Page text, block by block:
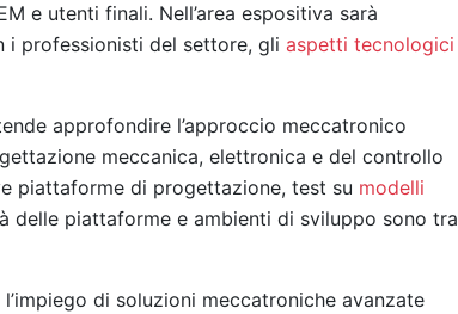
e utenti finali. Nell’area espositiva sarà
i professionisti del settore, gli aspetti tecnologici
approfondire l’approccio meccatronico
meccanica, elettronica e del controllo
piattaforme di progettazione, test su modelli
delle piattaforme e ambienti di sviluppo sono tra
di soluzioni meccatroniche avanzate